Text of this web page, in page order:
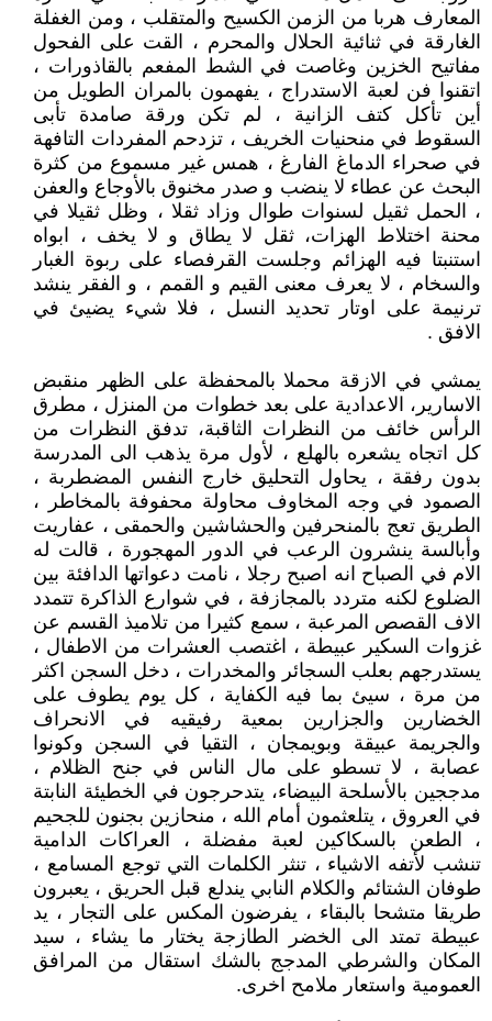
المعارف هربا من الزمن الكسيح والمتقلب ، ومن الغفلة
الغارقة في ثنائية الحلال والمحرم ، القت على الفحول
مفاتيح الخزين وغاصت في الشط المفعم بالقاذورات ،
اتقنوا فن لعبة الاستدراج ، يفهمون بالمران الطويل من
أين تأكل كتف الزانية ، لم تكن ورقة صامدة تأبى
السقوط في منحنيات الخريف ، تزدحم المفردات التافهة
في صحراء الدماغ الفارغ ، همس غير مسموع من كثرة
البحث عن عطاء لا ينضب و صدر مخنوق بالأوجاع والعفن
، الحمل ثقيل لسنوات طوال وزاد ثقلا ، وظل ثقيلا في
محنة اختلاط الهزات، ثقل لا يطاق و لا يخف ، ابواه
استنبتا فيه الهزائم وجلست القرفصاء على ربوة الغبار
والسخام ، لا يعرف معنى القيم و القمم ، و الفقر ينشد
ترنيمة على اوتار تحديد النسل ، فلا شيء يضيئ في
الافق .
يمشي في الازقة محملا بالمحفظة على الظهر منقبض
الاسارير، الاعدادية على بعد خطوات من المنزل ، مطرق
الرأس خائف من النظرات الثاقبة، تدفق النظرات من
كل اتجاه يشعره بالهلع ، لأول مرة يذهب الى المدرسة
بدون رفقة ، يحاول التحليق خارج النفس المضطربة ،
الصمود في وجه المخاوف محاولة محفوفة بالمخاطر ،
الطريق تعج بالمنحرفين والحشاشين والحمقى ، عفاريت
وأبالسة ينشرون الرعب في الدور المهجورة ، قالت له
الام في الصباح انه اصبح رجلا ، نامت دعواتها الدافئة بين
الضلوع لكنه متردد بالمجازفة ، في شوارع الذاكرة تتمدد
الاف القصص المرعبة ، سمع كثيرا من تلاميذ القسم عن
غزوات السكير عبيطة ، اغتصب العشرات من الاطفال ،
يستدرجهم بعلب السجائر والمخدرات ، دخل السجن اكثر
من مرة ، سيئ بما فيه الكفاية ، كل يوم يطوف على
الخضارين والجزارين بمعية رفيقيه في الانحراف
والجريمة عبيقة وبويمجان ، التقيا في السجن وكونوا
عصابة ، لا تسطو على مال الناس في جنح الظلام ،
مدججين بالأسلحة البيضاء، يتدحرجون في الخطيئة النابتة
في العروق ، يتلعثمون أمام الله ، منحازين بجنون للجحيم
، الطعن بالسكاكين لعبة مفضلة ، العراكات الدامية
تنشب لأتفه الاشياء ، تنثر الكلمات التي توجع المسامع ،
طوفان الشتائم والكلام النابي يندلع قبل الحريق ، يعبرون
طريقا متشحا بالبقاء ، يفرضون المكس على التجار ، يد
عبيطة تمتد الى الخضر الطازجة يختار ما يشاء ، سيد
المكان والشرطي المدجج بالشك استقال من المرافق
العمومية واستعار ملامح اخرى.